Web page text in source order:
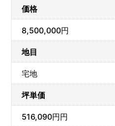
価格
8,500,000円
地目
宅地
坪単価
516,090円円